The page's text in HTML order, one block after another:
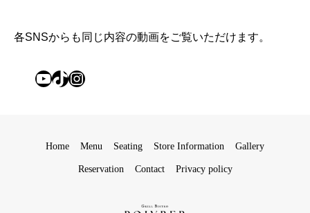
各SNSからも同じ内容の動画をご覧いただけます。
YouTube
TikTok
Instagram
Home Menu Seating Store Information Gallery
Reservation Contact Privacy policy